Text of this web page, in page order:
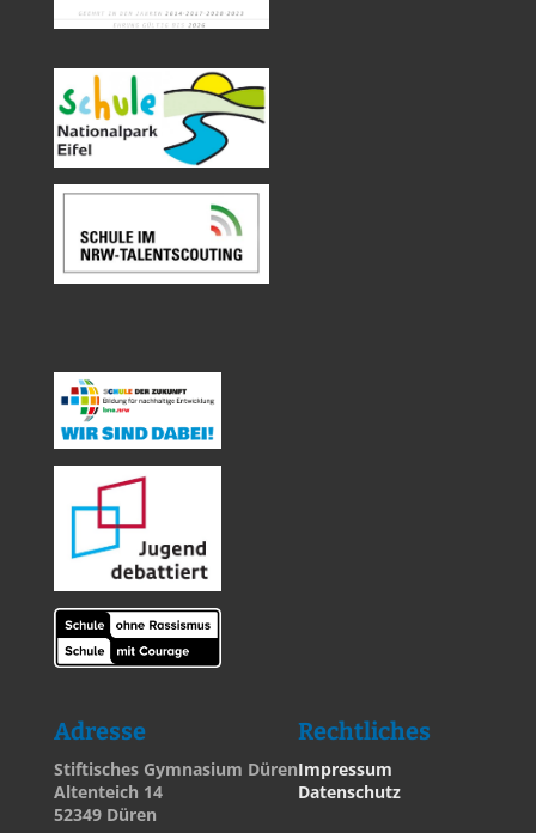
Adresse
Stiftisches Gymnasium Düren
Altenteich 14
52349 Düren
Rechtliches
Impressum
Datenschutz